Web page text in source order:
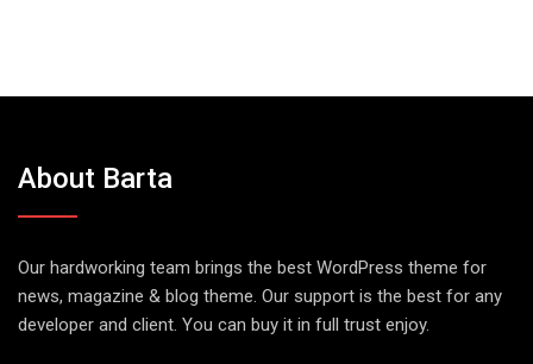
About Barta
Our hardworking team brings the best WordPress theme for
news, magazine & blog theme. Our support is the best for any
developer and client. You can buy it in full trust enjoy.